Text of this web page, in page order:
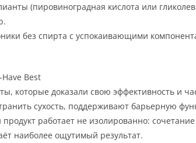
(пировиноградная кислота или
без спирта с успокаивающими
Best
которые доказали свою эффективность и
сухость, поддерживают барьерную
работает не изолированно:
наиболее ощутимый результат.